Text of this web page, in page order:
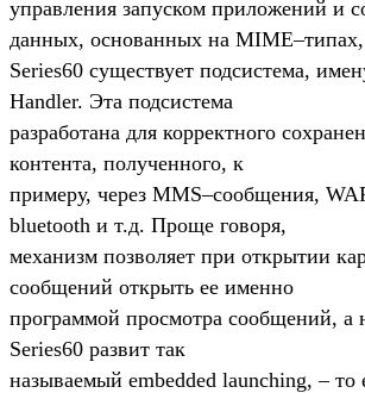
управления запуском приложений и
данных, основанных на
Series60 существует подсистема,
Handler. Эта подсистема
разработана для корректного
контента, полученного, к
примеру, через MMS–сообщения,
bluetooth и т.д. Проще говоря,
механизм позволяет при открытии
сообщений открыть ее именно
программой просмотра сообщений, а
Series60 развит так
называемый embedded launching, – то